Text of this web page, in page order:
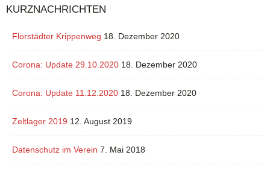
KURZNACHRICHTEN
Florstädter Krippenweg 18. Dezember 2020
Corona: Update 29.10.2020 18. Dezember 2020
Corona: Update 11.12.2020 18. Dezember 2020
Zeltlager 2019 12. August 2019
Datenschutz im Verein 7. Mai 2018